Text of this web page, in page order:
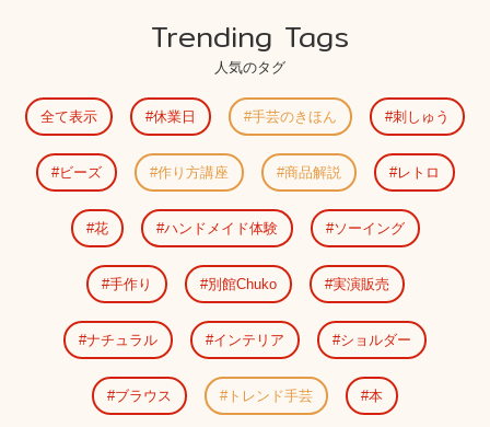
Trending Tags
人気のタグ
全て表示 休業日 手芸のきほん 刺しゅう
ビーズ 作り方講座 商品解説 レトロ
花 ハンドメイド体験 ソーイング
手作り 別館Chuko 実演販売
ナチュラル インテリア ショルダー
ブラウス トレンド手芸 本